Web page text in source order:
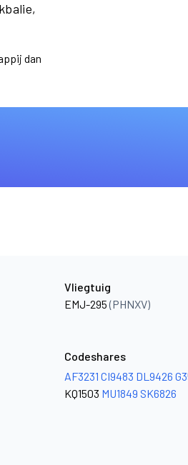
dan
Vliegtuig
EMJ-295(PHNXV)
Codeshares
AF3231 CI9483 DL9426
KQ1503 MU1849 SK6826